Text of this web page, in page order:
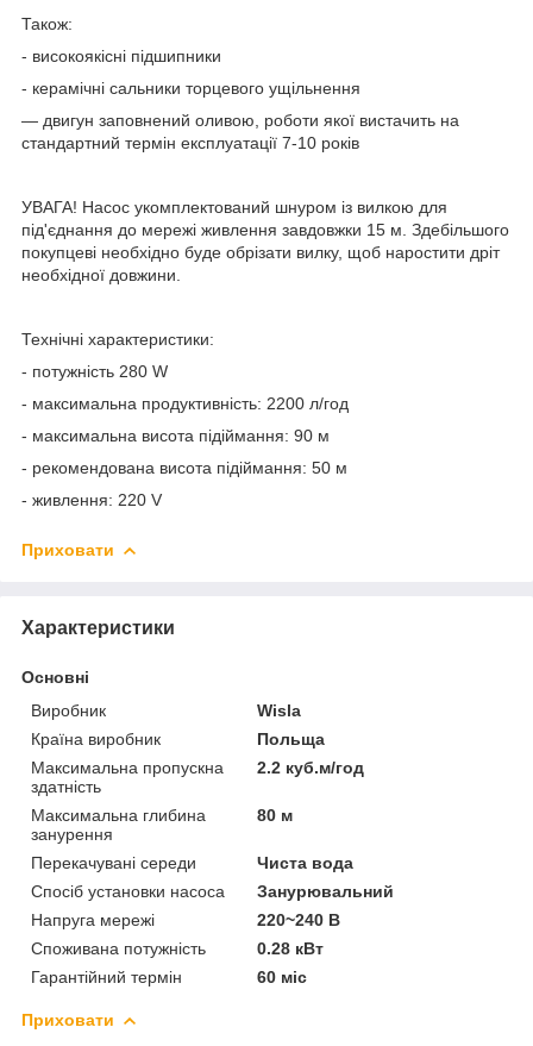
Також:
- високоякісні підшипники
- керамічні сальники торцевого ущільнення
— двигун заповнений оливою, роботи якої вистачить на
стандартний термін експлуатації 7-10 років
УВАГА! Насос укомплектований шнуром із вилкою для
під'єднання до мережі живлення завдовжки 15 м. Здебільшого
покупцеві необхідно буде обрізати вилку, щоб наростити дріт
необхідної довжини.
Технічні характеристики:
- потужність 280 W
- максимальна продуктивність: 2200 л/год
- максимальна висота підіймання: 90 м
- рекомендована висота підіймання: 50 м
- живлення: 220 V
Приховати
Характеристики
Основні
Виробник
Wisla
Країна виробник
Польща
Максимальна пропускна
здатність
2.2 куб.м/год
Максимальна глибина
занурення
80 м
Перекачувані середи
Чиста вода
Спосіб установки насоса
Занурювальний
Напруга мережі
220~240 В
Споживана потужність
0.28 кВт
Гарантійний термін
60 міс
Приховати